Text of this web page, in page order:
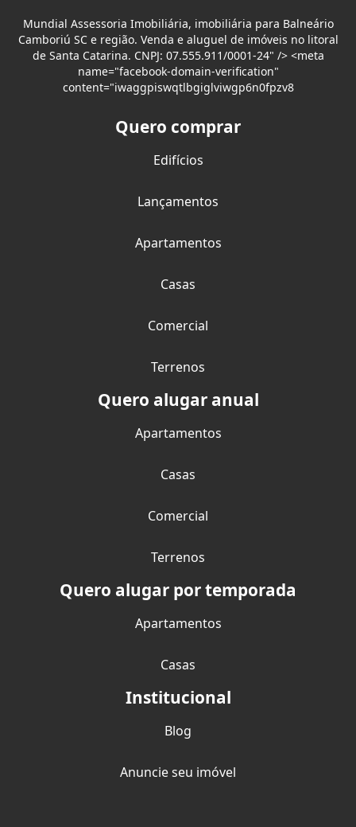
Mundial Assessoria Imobiliária, imobiliária para Balneário
Camboriú SC e região. Venda e aluguel de imóveis no litoral
de Santa Catarina. CNPJ: 07.555.911/0001-24" /> <meta
name="facebook-domain-verification"
content="iwaggpiswqtlbgiglviwgp6n0fpzv8
Quero comprar
Edifícios
Lançamentos
Apartamentos
Casas
Comercial
Terrenos
Quero alugar anual
Apartamentos
Casas
Comercial
Terrenos
Quero alugar por temporada
Apartamentos
Casas
Institucional
Blog
Anuncie seu imóvel